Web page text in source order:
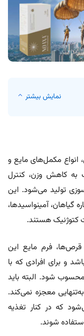
نمایش بیشتر
انواع مکمل‌های مایع و
کاهش وزن، کنترل
تولید می‌شود. این
گیاهان، آمینواسیدها،
کتوژنیک هستند.
فرم مایع این
و برای افرادی که با
شود. البته باید
معجزه نمی‌کند.
که در کنار تغذیه
شوند.